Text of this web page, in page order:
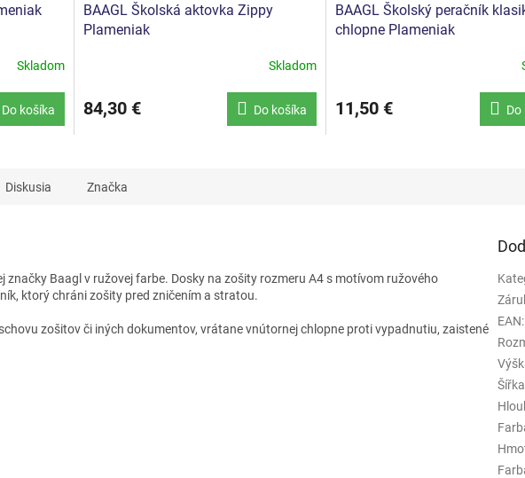
Skladom
Do košíka
BAAGL Školská aktovka Zippy
Plameniak
Skladom
84,30 € Do košíka
BAAGL Školský peračník
chlopne Plameniak
11,50 € Do
Diskusia Značka
značky Baagl v ružovej farbe. Dosky na zošity rozmeru A4 s motívom ružového
ktorý chráni zošity pred zničením a stratou.
zošitov či iných dokumentov, vrátane vnútornej chlopne proti vypadnutiu, zaistené
EAN:
Šířka